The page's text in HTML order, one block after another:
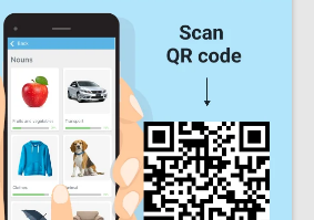
水 木
土 日
デイリープログレス